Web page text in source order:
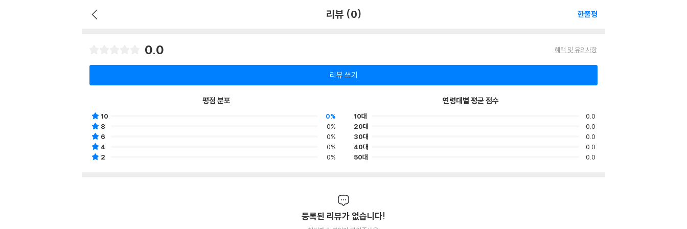
리뷰 (0) 한줄평
0.0 혜택 및 유의사항
리뷰 쓰기
평점 분포
10
0%
8
0%
6
0%
4
0%
2
0%
연령대별 평균 점수
10대
0.0
20대
0.0
30대
0.0
40대
0.0
50대
0.0
등록된 리뷰가 없습니다!